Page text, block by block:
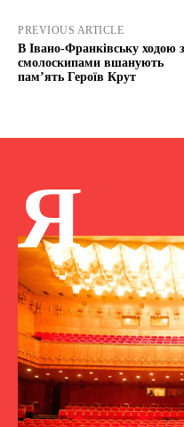
PREVIOUS ARTICLE
В Івано-Франківську ходою
смолоскипами вшанують
пам’ять Героїв Крут
Я